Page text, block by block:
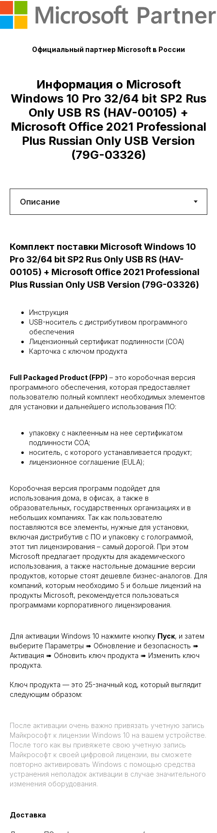
Официальный партнер Microsoft в России
Информация о Microsoft
Windows 10 Pro 32/64 bit SP2 Rus
Only USB RS (HAV-00105) +
Microsoft Office 2021 Professional
Plus Russian Only USB Version
(79G-03326)
Комплект поставки Microsoft Windows 10
Pro 32/64 bit SP2 Rus Only USB RS (HAV-
00105) + Microsoft Office 2021 Professional
Plus Russian Only USB Version (79G-03326)
Инструкция
USB-носитель с дистрибутивом программного
обеспечения
Лицензионный сертификат подлинности (COA)
Карточка с ключом продукта
Full Packaged Product (FPP) – это коробочная версия
программного обеспечения, которая предоставляет
пользователю полный комплект необходимых элементов
для установки и дальнейшего использования ПО:
упаковку с наклеенным на нее сертификатом
подлинности СОА;
носитель, с которого устанавливается продукт;
лицензионное соглашение (EULA);
Коробочная версия программ подойдет для
использования дома, в офисах, а также в
образовательных, государственных организациях и в
небольших компаниях. Так как пользователю
поставляются все элементы, нужные для установки,
включая дистрибутив с ПО и упаковку с голограммой,
этот тип лицензирования – самый дорогой. При этом
Microsoft предлагает продукты для академического
использования, а также настольные домашние версии
продуктов, которые стоят дешевле бизнес-аналогов. Для
компаний, которым необходимо 5 и больше лицензий на
продукты Microsoft, рекомендуется пользоваться
программами корпоративного лицензирования.
Для активации Windows 10 нажмите кнопку Пуск, и затем
выберите Параметры ➠ Обновление и безопасность ➠
Активация ➠ Обновить ключ продукта ➠ Изменить ключ
продукта.
Ключ продукта — это 25-значный код, который выглядит
следующим образом:
XXXXX-XXXXXXXXXX-XXXXX-
XXXXX
Ключ продукта
После активации очень важно привязать учетную запись
Майкрософт к лицензии Windows 10 на вашем устройстве.
После того как вы привяжете свою учетную запись
Майкрософт к своей цифровой лицензии, вы сможете
повторно активировать Windows с помощью средства
устранения неполадок активации в случае значительного
изменения оборудования.
Доставка